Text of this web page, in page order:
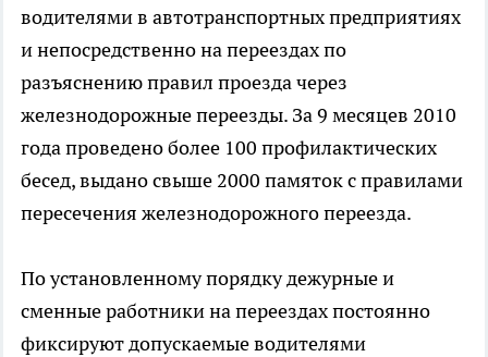
водителями в автотранспортных предприятиях
и непосредственно на переездах по
разъяснению правил проезда через
железнодорожные переезды. За 9 месяцев 2010
года проведено более 100 профилактических
бесед, выдано свыше 2000 памяток с правилами
пересечения железнодорожного переезда.
По установленному порядку дежурные и
сменные работники на переездах постоянно
фиксируют допускаемые водителями